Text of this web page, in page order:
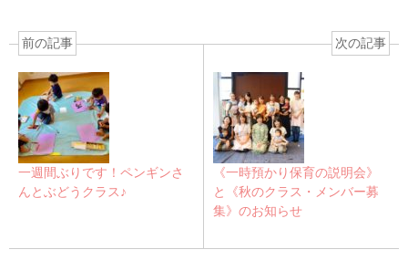
前の記事
一週間ぶりです！ペンギンさ
んとぶどうクラス♪
次の記事
《一時預かり保育の説明会》
と《秋のクラス・メンバー募
集》のお知らせ